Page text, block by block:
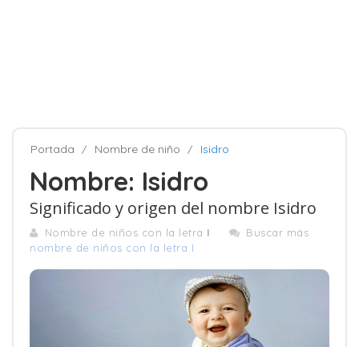
Portada Nombre de niño Isidro
Nombre: Isidro
Significado y origen del nombre Isidro
Nombre de niños con la letra I
Buscar más
nombre de niños con la letra I